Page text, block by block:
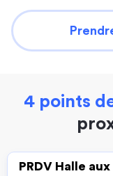
4 points
PRDV Halle aux